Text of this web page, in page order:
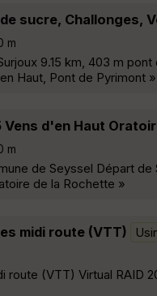
sucre, Challonges,
m
9.15 km, 403 m
Haut, Pont de Pyrimont »
d'en Haut
m
de Seyssel Départ
de la Rochette »
midi route (VTT)
route (VTT) Virtual RAID